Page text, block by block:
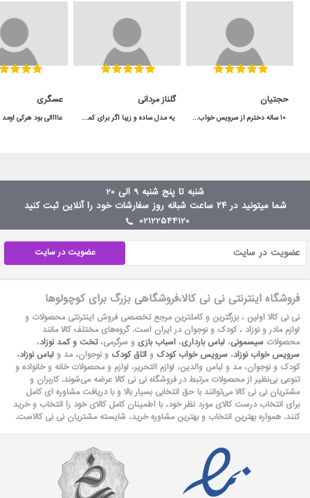
حجتیان
10 ساله دخترم از سرویس خواب آپادانا استفاده میکنه هنوووووز مثل روز اولشه محکم و عااالی
گلناز مردانی
یه مدل ساده و زیبا اگر برای کمد سه دربش جا داشته باشید خیلی هم کاربردی میشه
عسگری
شنبه تا پنج شنبه 9 الی 20
شما میتونید در ۲۴ ساعت شبانه روز سفارشات خود را آنلاین ثبت کنید
02122544120
عضویت در سایت
فروشگاه اینترنتی نی نی کالا،فروشگاهی بزرگ برای کوچولوها
نی نی کالا اولین ، بزرگترین و کاملترین مرجع تخصصی فروش اینترنتی محصولات و
لوازم مادر و نوزاد ، کودک و نوجوان در ایران است. گروه‏‏‌های مختلف کالا مانند
محصولات سیسمونی، لباس بارداری، اسباب بازی و سرگرمی،تخت و کمد نوزاد،
سرویس خواب نوزاد، سرویس خواب کودک و اتاق کودک و نوجوان، مد و لباس نوزاد،
کودک و نوجوان، مد و لباس والدین، لوازم التحریر، لوازم و محصولات خانه و خانواده و
تنوعی بی‌نظیر از محصولات مرتبط در فروشگاه نی نی کالا عرضه می‏‏‏‌شوند. کاربران و
مشتریان نی نی‌ کالا می‏‏‌توانند با حق انتخابی بسیار بالا و با دریافت مشاوره ای کامل
برای انتخاب درست کالای مورد نظر خود، با اطمینان کامل کالای خود را انتخاب و خرید
کنند. همواره بهترین انتخاب و بهترین مشاوره خرید، شایسته مشتریان نی نی کالاست.